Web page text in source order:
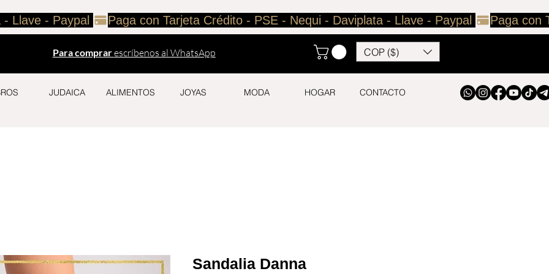
Para comprarescríbenos al WhatsApp COP ($)
Llave - Paypal
JUDAICA ALIMENTOS JOYAS MODA HOGAR CONTACTO
Sandalia Danna